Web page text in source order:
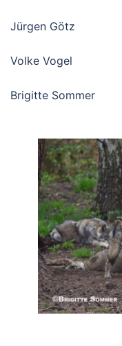
Jürgen Götz
Volke Vogel
Brigitte Sommer